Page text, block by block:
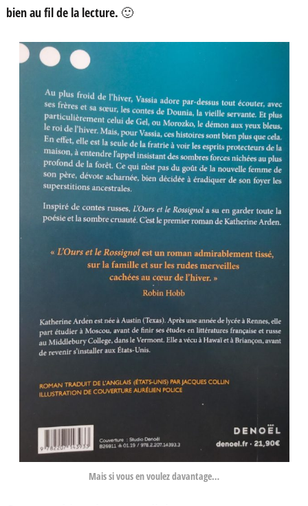
bien au fil de la lecture. 🙂
Mais si vous en voulez davantage…